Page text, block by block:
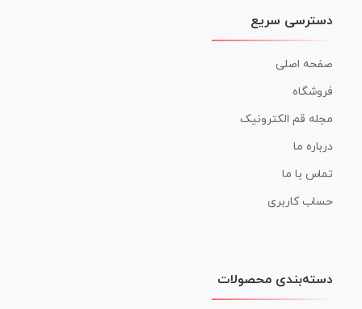
دسترسی سریع
صفحه اصلی
فروشگاه
مجله قم الکترونیک
درباره ما
تماس با ما
حساب کاربری
دسته‌بندی محصولات